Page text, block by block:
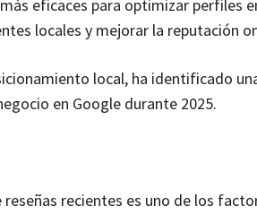
eficaces para optimizar perfiles
locales y mejorar la reputación
local, ha identificado
en Google durante 2025.
recientes es uno de los